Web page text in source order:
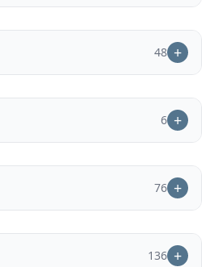
48
6
76
136